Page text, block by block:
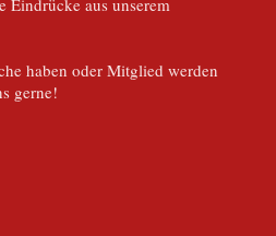
haben oder Mitglied werden
gerne!